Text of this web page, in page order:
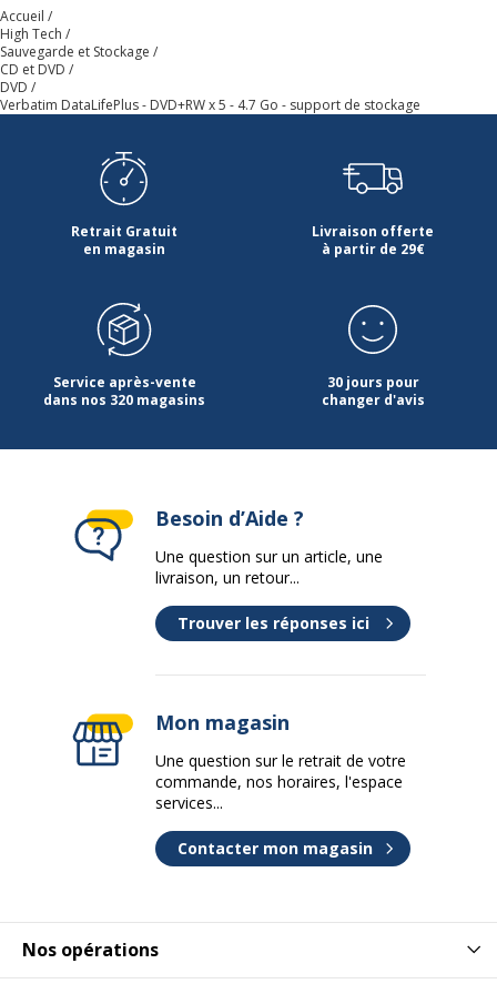
Données logistiques
Données logistiques
Quantité emballée 1
Accueil
High Tech
Sauvegarde et Stockage
CD et DVD
DVD
Verbatim DataLifePlus - DVD+RW x 5 - 4.7 Go - support de stockage
Retrait Gratuit
en magasin
Livraison offerte
à partir de 29€
Service après-vente
dans nos 320 magasins
30 jours pour
changer d'avis
Nos opérations
Besoin d’Aide ?
Une question sur un article, une
livraison, un retour...
Trouver les réponses ici
Mon magasin
Une question sur le retrait de votre
commande, nos horaires, l'espace
services...
Contacter mon magasin